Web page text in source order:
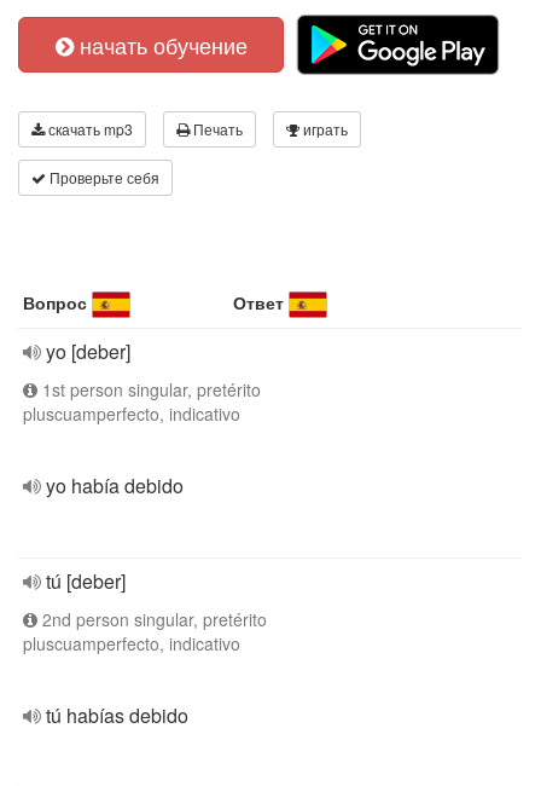
начать обучение
скачать mp3 Печать играть
Проверьте себя
Вопрос Ответ
yo [deber]
1st person singular, pretérito
pluscuamperfecto, indicativo
yo había debido
tú [deber]
2nd person singular, pretérito
pluscuamperfecto, indicativo
tú habías debido